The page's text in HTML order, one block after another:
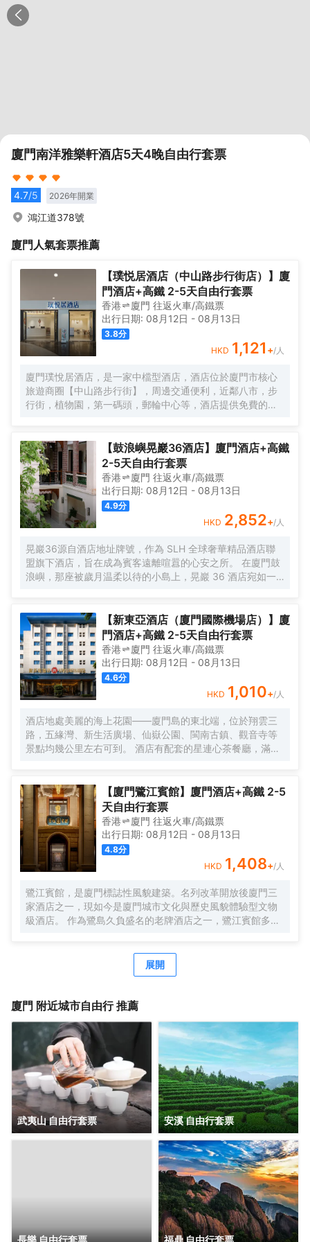
廈門南洋雅樂軒酒店5天4晚自由行套票
4.7/5 2026年開業
鴻江道378號
廈門 人氣套票推薦
【璞悦居酒店（中山路步行街店）】廈
門酒店+高鐵 2-5天自由行套票
香港 廈門 往返火車/高鐵票
出行日期: 08月12日 - 08月13日
3.8分
HKD 1,121 +/人
廈門璞悅居酒店，是一家中檔型酒店，酒店位於廈門市核心
旅遊商圈【中山路步行街】，周邊交通便利，近鄰八市，步
行街，植物園，第一碼頭，郵輪中心等，酒店提供免費的洗
【鼓浪嶼晃巖36酒店】廈門酒店+高鐵
2-5天自由行套票
香港 廈門 往返火車/高鐵票
出行日期: 08月12日 - 08月13日
4.9分
HKD 2,852+/人
晃巖36源自酒店地址牌號，作為 SLH 全球奢華精品酒店聯
盟旗下酒店，旨在成為賓客遠離喧囂的心安之所。 在廈門鼓
浪嶼，那座被歲月温柔以待的小島上，晃巖 36 酒店宛如一
磚石間縈繞。自廈門搭乘渡輪，仿若穿越一片波光粼粼的詩
海，便能抵達這片與繁忙及快節奏隔絕的靜謐天堂。 踏入晃
巖36，復古留聲機裏傳出的悠揚旋律，似是時光的淺吟低
唱，伴你開啟這一場優雅之旅。閩南彩色玻璃窗與南洋風情
花紋瓷磚錯落交織，仿若一幅色彩斑斕而又富有異域風情的
畫卷，目光所及之處，皆是細膩的藝術筆觸。每間卧室皆似
陽光的寵兒，寬敞露台仿若空中花園，精心雕琢的細節之處
盡顯匠心。精心挑選的洗護產品與南方酒店少有的臻品烘衣
倉，以貼心的呵護，讓每一個清晨的準備都成為一種愉悅的
儀式。靜謐的夜晚，在戶外浴缸中舒展身心，拱形窗戶宛如
精緻畫框，框住那城市的迷人景緻，亦框住這片刻的寧靜與
間，悠然品茗，讓那一抹茶香與自然的氣息相融相契。在那
寧靜的庭院裏，新中式茶韻裊裊，創意咖啡香氣氤氲，時光
彷彿在此刻停駐，讓人沉醉不知歸路。「日光餐廳」裏，中
西合璧的融合美食宛如一場舌尖上的文化盛宴。「音樂會客
廳」內，鋼琴伴奏下的威士忌之夜，又似一場靈魂與音符、
美酒的繾綣私語。
【新東亞酒店（廈門國際機場店）】廈
門酒店+高鐵 2-5天自由行套票
香港 廈門 往返火車/高鐵票
出行日期: 08月12日 - 08月13日
4.6分
HKD 1,010+/人
酒店地處美麗的海上花園——廈門島的東北端，位於翔雲三
路，五緣灣、新生活廣場、仙嶽公園、閩南古鎮、觀音寺等
景點均幾公里左右可到。 酒店有配套的星連心茶餐廳，滿足
客一換，網絡讓你與外界溝通不中斷。酒店為住客提供免費
接送機服務（詳情諮詢門店）。
【廈門鷺江賓館】廈門酒店+高鐵 2-5
天自由行套票
香港 廈門 往返火車/高鐵票
出行日期: 08月12日 - 08月13日
4.8分
HKD 1,408+/人
鷺江賓館，是廈門標誌性風貌建築。名列改革開放後廈門三
家酒店之一，現如今是廈門城市文化與歷史風貌體驗型文物
級酒店。 作為鷺島久負盛名的老牌酒店之一，鷺江賓館多年
粟先生曾為鷺江賓館親筆題詞：“賓至如歸”。作為鷺江道上的
地標建築，它典藏了鷺江兩岸百年來的風華，又演繹出中西
店，也是時光。 時光隧道1958，是鷺江賓館的一顆璀璨明
心跳，感受時空的故事。 鷺江賓館將鼓浪嶼景觀“搬進”房
間。晨光初照時，您一睜眼便能飽覽鼓浪嶼風光。在盥洗
室，您在洗漱同時，亦能盡情欣賞鼓浪嶼的絕美景色。 鷺江
賓館享有 “食在鷺江”的經典美譽。七樓是中外遊客和廈門人
民情有獨鍾的觀景餐廳，是集美食與美景於一體的絕美殿
堂，常年名列各大口碑排行榜前列。鷺江賓館從萬千食材到
千變萬化的烹飪手法，追求細節精緻，在飽腹之上，滿足味
蕾想象，跨越時間與山海，尋味鷺江風味。
展開
廈門 附近城市自由行 推薦
武夷山 自由行套票 安溪 自由行套票
長樂 自由行套票 福鼎 自由行套票